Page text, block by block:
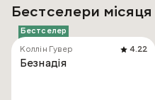
Бестселери місяця
Бестселер
Коллін Гувер
4.22
Безнадія